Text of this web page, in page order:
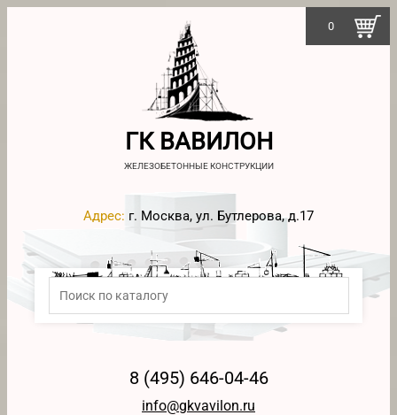
ГК ВАВИЛОН
ЖЕЛЕЗОБЕТОННЫЕ КОНСТРУКЦИИ
Адрес: г. Москва, ул. Бутлерова, д.17
8 (495) 646-04-46
info@gkvavilon.ru
0